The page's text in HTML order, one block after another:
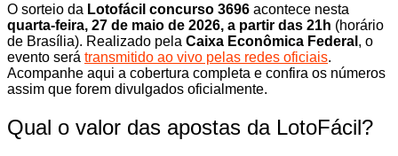
O sorteio da Lotofácil concurso 3696 acontece nesta
quarta-feira, 27 de maio de 2026, a partir das 21h (horário
de Brasília). Realizado pela Caixa Econômica Federal , o
evento será transmitido ao vivo pelas redes oficiais.
Acompanhe aqui a cobertura completa e confira os números
assim que forem divulgados oficialmente.
Qual o valor das apostas da LotoFácil?